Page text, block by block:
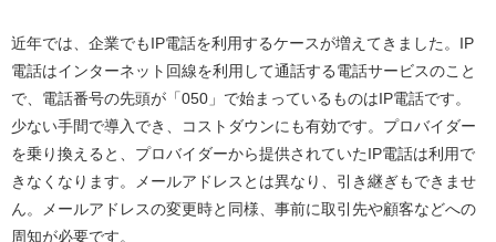
近年では、企業でもIP電話を利用するケースが増えてきました。IP
電話はインターネット回線を利用して通話する電話サービスのこと
で、電話番号の先頭が「050」で始まっているものはIP電話です。
少ない手間で導入でき、コストダウンにも有効です。プロバイダー
を乗り換えると、プロバイダーから提供されていたIP電話は利用で
きなくなります。メールアドレスとは異なり、引き継ぎもできませ
ん。メールアドレスの変更時と同様、事前に取引先や顧客などへの
周知が必要です。